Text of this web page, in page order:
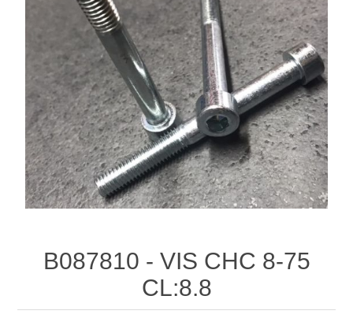
B087810 - VIS CHC 8-75
CL:8.8